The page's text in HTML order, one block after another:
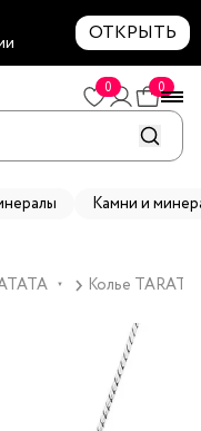
ОТКРЫТЬ
0 0
Камни и
▼ Колье